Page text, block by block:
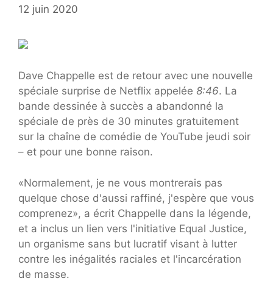
12 juin 2020
Dave Chappelle est de retour avec une nouvelle
spéciale surprise de Netflix appelée 8:46. La
bande dessinée à succès a abandonné la
spéciale de près de 30 minutes gratuitement
sur la chaîne de comédie de YouTube jeudi soir
– et pour une bonne raison.
«Normalement, je ne vous montrerais pas
quelque chose d'aussi raffiné, j'espère que vous
comprenez», a écrit Chappelle dans la légende,
et a inclus un lien vers l'initiative Equal Justice,
un organisme sans but lucratif visant à lutter
contre les inégalités raciales et l'incarcération
de masse.